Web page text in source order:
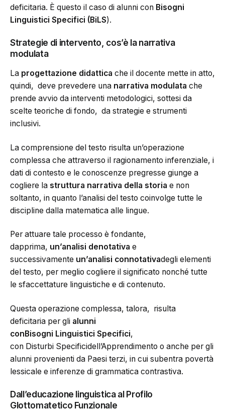
deficitaria. È questo il caso di alunni con Bisogni
Linguistici Specifici (BiLS).
Strategie di intervento, cos’è la narrativa
modulata
La progettazione didattica che il docente mette in atto,
quindi, deve prevedere una narrativa modulata che
prende avvio da interventi metodologici, sottesi da
scelte teoriche di fondo, da strategie e strumenti
inclusivi.
La comprensione del testo risulta un’operazione
complessa che attraverso il ragionamento inferenziale, i
dati di contesto e le conoscenze pregresse giunge a
cogliere la struttura narrativa della storia e non
soltanto, in quanto l’analisi del testo coinvolge tutte le
discipline dalla matematica alle lingue.
Per attuare tale processo è fondante,
dapprima, un’analisi denotativa e
successivamente un’analisi connotativadegli elementi
del testo, per meglio cogliere il significato nonché tutte
le sfaccettature linguistiche e di contenuto.
Questa operazione complessa, talora, risulta
deficitaria per gli alunni
conBisogni Linguistici Specifici,
con Disturbi Specificidell’Apprendimento o anche per gli
alunni provenienti da Paesi terzi, in cui subentra povertà
lessicale e inferenze di grammatica contrastiva.
Dall’educazione linguistica al Profilo
Glottomatetico Funzionale